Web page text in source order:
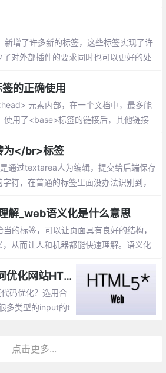
新增了许多新的标签，这些标签实现了许
对外部插件的要求同时也可以更好的处
的正确使用
元素内部，在一个文档中，最多能
用了<base>标签的链接后，其他链接
为</br>标签
通过textarea人为编辑，提交给后端保存
符，在普通的标签里面没办法识别到，
解_web语义化是什么意思
的标签，可以让页面具有良好的结构，
从而让人和机器都能快速理解。语义化
懂网页的内容
html 标签优化_如何优化网站HTML标签代码优化
码优化？选用合
多类型的input的t
点击更多...